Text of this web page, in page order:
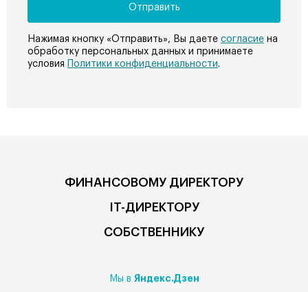
Нажимая кнопку «Отправить», Вы даете согласие на
обработку персональных данных и принимаете
условия
Политики конфиденциальности.
ФИНАНСОВОМУ ДИРЕКТОРУ
IT-ДИРЕКТОРУ
СОБСТВЕННИКУ
Мы в Яндекс.Дзен